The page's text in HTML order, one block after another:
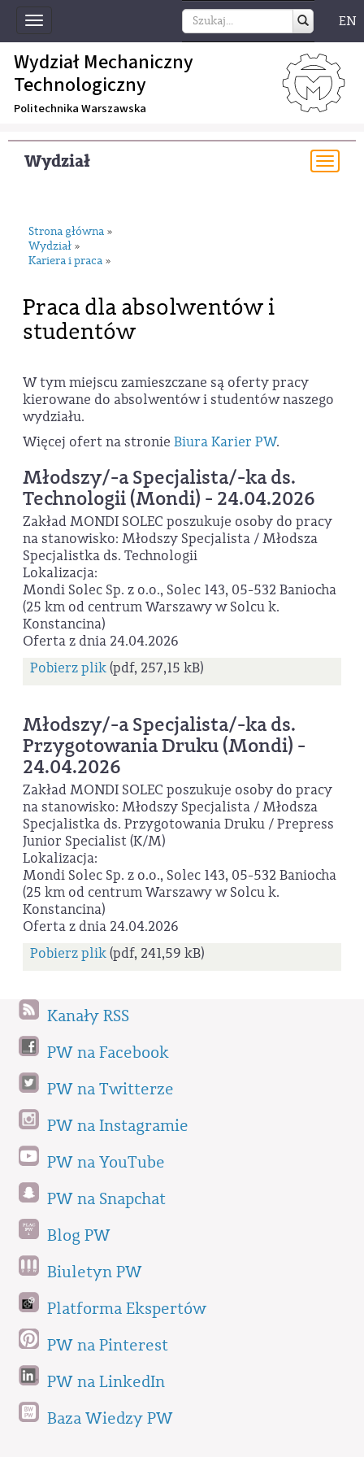
Toggle
navigation
EN
Wydział Mechaniczny
Technologiczny
Politechnika Warszawska
Wydział
Strona główna »
Wydział »
Kariera i praca »
Praca dla absolwentów i
studentów
W tym miejscu zamieszczane są oferty pracy
kierowane do absolwentów i studentów naszego
wydziału.
Więcej ofert na stronie Biura Karier PW.
Młodszy/-a Specjalista/-ka ds.
Technologii (Mondi) - 24.04.2026
Zakład MONDI SOLEC poszukuje osoby do pracy
na stanowisko: Młodszy Specjalista / Młodsza
Specjalistka ds. Technologii
Lokalizacja:
Mondi Solec Sp. z o.o., Solec 143, 05-532 Baniocha
(25 km od centrum Warszawy w Solcu k.
Konstancina)
Oferta z dnia 24.04.2026
Pobierz plik(pdf, 257,15 kB)
Młodszy/-a Specjalista/-ka ds.
Przygotowania Druku (Mondi) -
24.04.2026
Zakład MONDI SOLEC poszukuje osoby do pracy
na stanowisko: Młodszy Specjalista / Młodsza
Specjalistka ds. Przygotowania Druku / Prepress
Junior Specialist (K/M)
Lokalizacja:
Mondi Solec Sp. z o.o., Solec 143, 05-532 Baniocha
(25 km od centrum Warszawy w Solcu k.
Konstancina)
Oferta z dnia 24.04.2026
Pobierz plik(pdf, 241,59 kB)
Kanały RSS
PW na Facebook
PW na Twitterze
PW na Instagramie
PW na YouTube
PW na Snapchat
Blog PW
Biuletyn PW
Platforma Ekspertów
PW na Pinterest
PW na LinkedIn
Baza Wiedzy PW